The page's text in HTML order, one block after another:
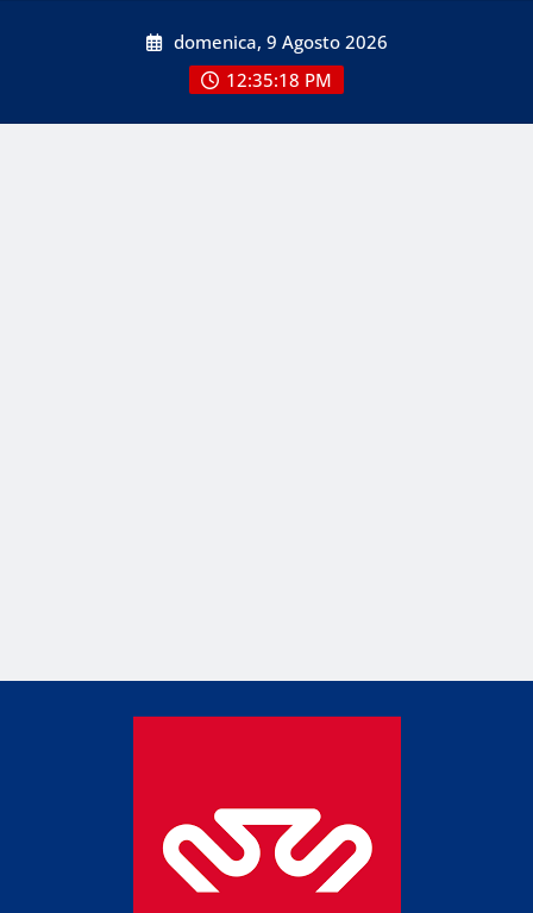
domenica, 9 Agosto 2026
12:35:19 PM